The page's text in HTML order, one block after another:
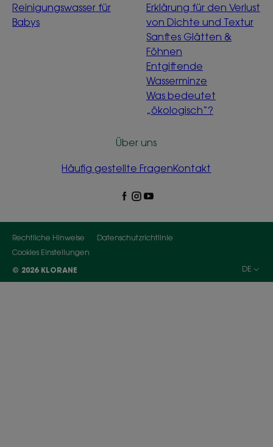
Reinigungswasser für
Babys
Erklärung für den Verlust
von Dichte und Textur
Sanftes Glätten &
Föhnen
Entgiftende
Wasserminze
Was bedeutet
„ökologisch“?
Über uns
Häufig gestellte FragenKontakt
Rechtliche Hinweise
Datenschutzrichtlinie
Cookies Einstellungen
© 2026 KLORANE
DE